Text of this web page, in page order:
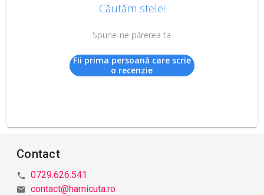
Căutăm stele!
Spune-ne părerea ta
Fii prima persoană care scrie
o recenzie
Contact
0729.626.541
contact@harnicuta.ro